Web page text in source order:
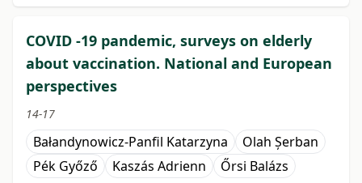
COVID -19 pandemic, surveys on elderly
about vaccination. National and European
perspectives
14-17
Bałandynowicz-Panfil Katarzyna
Olah Șerban
Pék Győző
Kaszás Adrienn Őrsi Balázs